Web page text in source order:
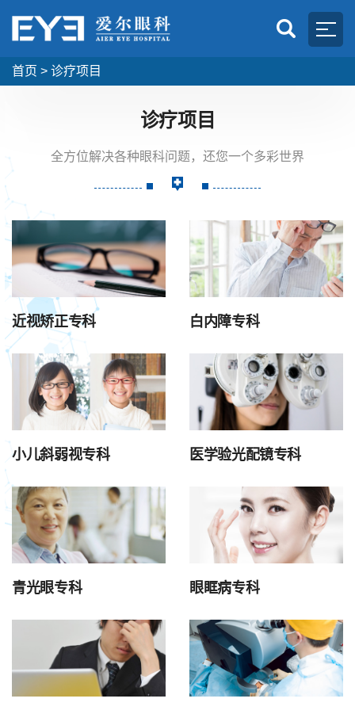
首页 > 诊疗项目
诊疗项目
全方位解决各种眼科问题，还您一个多彩世界
近视矫正专科 白内障专科
小儿斜弱视专科 医学验光配镜专科
青光眼专科 眼眶病专科